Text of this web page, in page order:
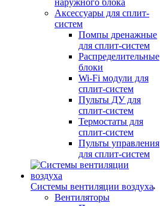
наружного блока
Аксессуары для сплит-
систем
Помпы дренажные
для сплит-систем
Распределительные
блоки
Wi-Fi модули для
сплит-систем
Пульты ДУ для
сплит-систем
Термостаты для
сплит-систем
Пульты управления
для сплит-систем
Системы вентиляции воздуха
Вентиляторы